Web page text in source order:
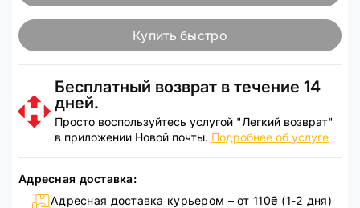
Купить быстро
Бесплатный возврат в течение 14
дней.
Просто воспользуйтесь услугой "Легкий возврат"
в приложении Новой почты. Подробнее об услуге
Адресная доставка:
Адресная доставка курьером – от 110₴ (1-2 дня)